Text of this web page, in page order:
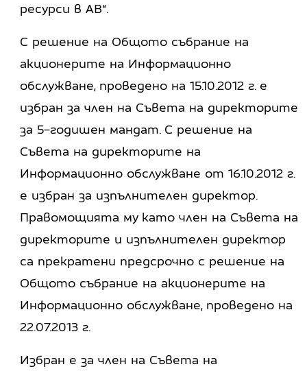
ресурси в АВ“.
С решение на Общото събрание на
акционерите на Информационно
обслужване, проведено на 15.10.2012 г. е
избран за член на Съвета на директорите
за 5–годишен мандат. С решение на
Съвета на директорите на
Информационно обслужване от 16.10.2012 г.
е избран за изпълнителен директор.
Правомощията му като член на Съвета на
директорите и изпълнителен директор
са прекратени предсрочно с решение на
Общото събрание на акционерите на
Информационно обслужване, проведено на
22.07.2013 г.
Избран е за член на Съвета на